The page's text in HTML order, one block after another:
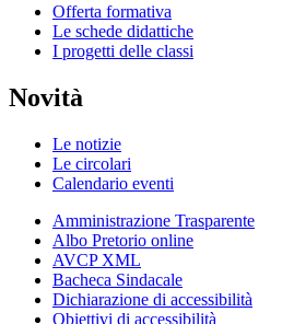
Offerta formativa
Le schede didattiche
I progetti delle classi
Novità
Le notizie
Le circolari
Calendario eventi
Amministrazione Trasparente
Albo Pretorio online
AVCP XML
Bacheca Sindacale
Dichiarazione di accessibilità
Obiettivi di accessibilità